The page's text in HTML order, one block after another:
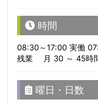
時間
08:30～17:00 実働
残業 月 30 ～ 45時
曜日・日数